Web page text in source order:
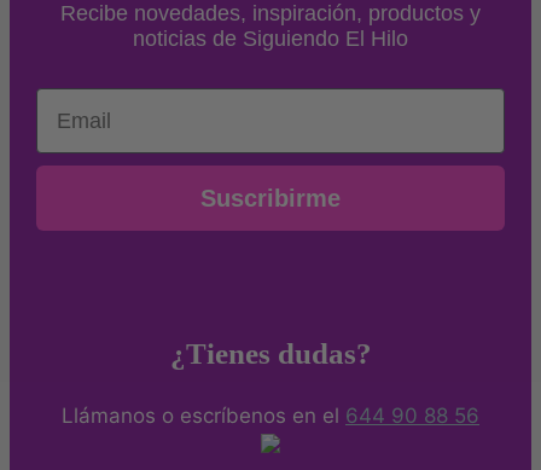
Recibe novedades, inspiración, productos y
noticias de Siguiendo El Hilo
Email
Suscribirme
¿Tienes dudas?
Llámanos o escríbenos en el 644 90 88 56